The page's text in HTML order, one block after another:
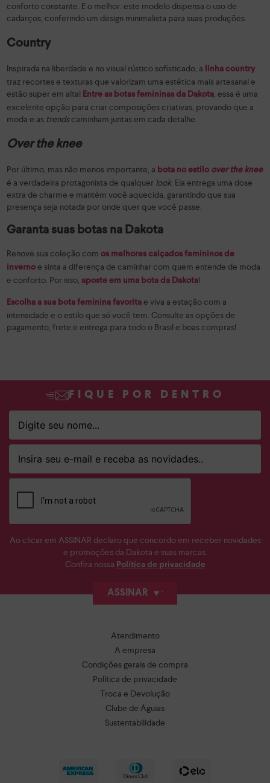
conforto constante. E o melhor: este modelo dispensa o uso de
cadarços, conferindo um design minimalista para suas produções.
Country
Inspirada na liberdade e no visual rústico sofisticado, a linha country
traz recortes e texturas que valorizam uma estética mais artesanal e
estão super em alta! Entre as botas femininas da Dakota, essa é uma
excelente opção para criar composições criativas, provando que a
moda e as trendscaminham juntas em cada detalhe.
Over the knee
Por último, mas não menos importante, a bota no estilo over the knee
é a verdadeira protagonista de qualquer look. Ela entrega uma dose
extra de charme e mantém você aquecida, garantindo que sua
presença seja notada por onde quer que você passe.
Garanta suas botas na Dakota
Renove sua coleção comos melhores calçados femininos de
inverno e sinta a diferença de caminhar com quem entende de moda
e conforto. Por isso, aposte em uma bota da Dakota!
Escolha a sua bota feminina favorita e viva a estação com a
intensidade e o estilo que só você tem. Consulte as opções de
pagamento, frete e entrega para todo o Brasil e boas compras!
FIQUE POR DENTRO
Ao clicar em ASSINAR declaro que concordo em receber novidades
e promoções da Dakota e suas marcas.
Confira nossa Política de privacidade
ASSINAR
Atendimento
A empresa
Condições gerais de compra
Política de privacidade
Troca e Devolução
Clube de Águias
Sustentabilidade